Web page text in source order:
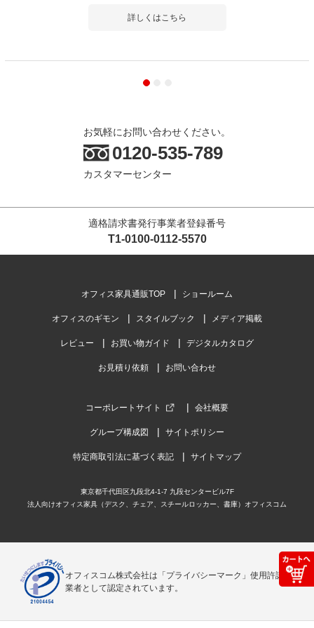
詳しくはこちら
お気軽にお問い合わせください。
0120-535-789
カスタマーセンター
適格請求書発行事業者登録番号
T1-0100-0112-5570
オフィス家具通販TOP ショールーム
オフィスのギモン スタイルブック メディア掲載
レビュー お買い物ガイド デジタルカタログ
お見積り依頼 お問い合わせ
コーポレートサイト 会社概要
グループ構成図 サイトポリシー
特定商取引法に基づく表記 サイトマップ
東京都千代田区九段北4-1-7 九段センタービル7F
法人向けオフィス家具（デスク、チェア、スチールロッカー、書庫）オフィスコム
オフィスコム株式会社は「プライバシーマーク」使用許諾事
業者として認定されています。